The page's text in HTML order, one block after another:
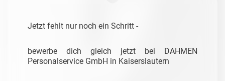
Jetzt fehlt nur noch ein Schritt -
bewerbe dich gleich jetzt bei DAHMEN
Personalservice GmbH in Kaiserslautern